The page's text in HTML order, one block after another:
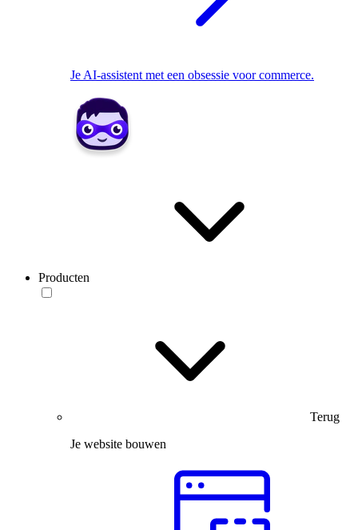
Je AI-assistent met een obsessie voor commerce.
Producten
Terug
Je website bouwen